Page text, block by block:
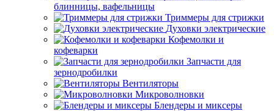
блинницы, вафельницы
Триммеры для стрижки
Духовки электрические
Кофемолки и
кофеварки
Запчасти для
зернодробилки
Вентиляторы
Микроволновки
Блендеры и миксеры